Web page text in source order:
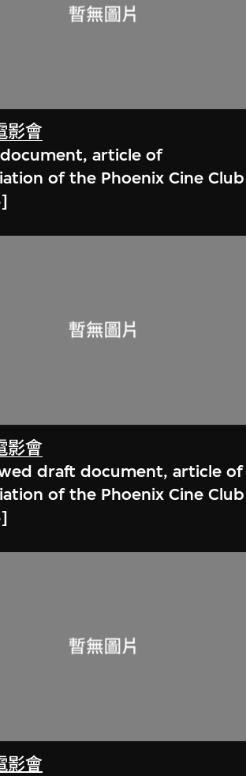
影會
article of
of the Phoenix Cine Club
影會
draft document, article of
of the Phoenix Cine Club
影會